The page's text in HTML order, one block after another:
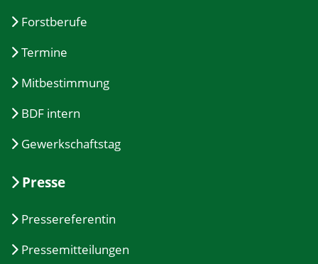
Forstberufe
Termine
Mitbestimmung
BDF intern
Gewerkschaftstag
Presse
Pressereferentin
Pressemitteilungen